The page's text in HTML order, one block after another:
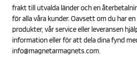
frakt till utvalda länder och en
för alla våra kunder. Oavsett om du har
produkter, vår service eller leveransen
information eller för att dela dina fynd
info@magnetarmagnets.com.